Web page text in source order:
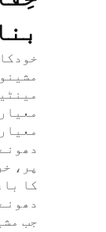
پر،
کا
جب